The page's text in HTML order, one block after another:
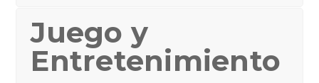
Juego y
Entretenimiento